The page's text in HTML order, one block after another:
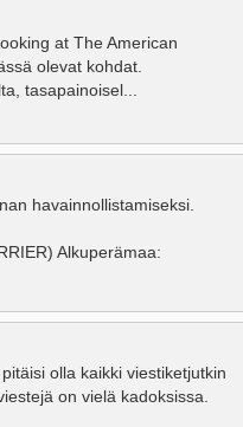
at The American
olevat kohdat.
tasapainoisel...
havainnollistamiseksi.
Alkuperämaa:
olla kaikki viestiketjutkin
on vielä kadoksissa.